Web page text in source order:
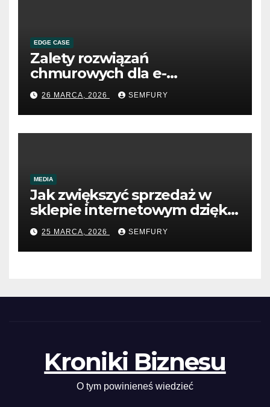
EDGE CASE
Zalety rozwiązań
chmurowych dla e-
commerce B2B
26 MARCA, 2026 SEMFURY
MEDIA
Jak zwiększyć sprzedaż w
sklepie internetowym dzięki
SEO
25 MARCA, 2026 SEMFURY
Kroniki Biznesu
O tym powinieneś wiedzieć